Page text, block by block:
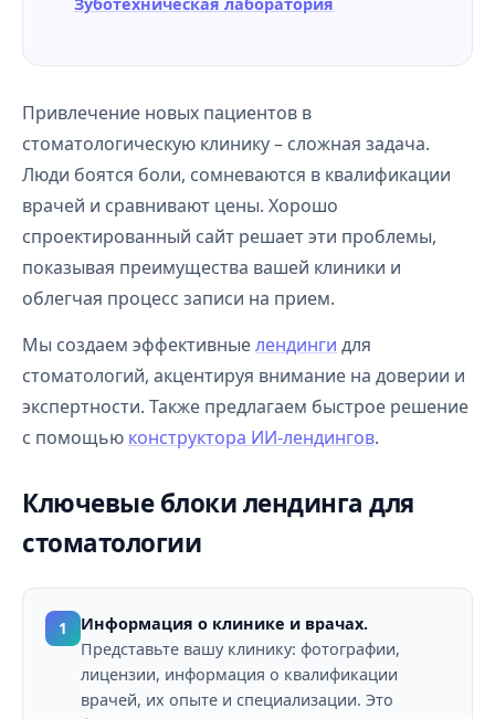
Привлечение новых пациентов в
стоматологическую клинику – сложная задача.
Люди боятся боли, сомневаются в квалификации
врачей и сравнивают цены. Хорошо
спроектированный сайт решает эти проблемы,
показывая преимущества вашей клиники и
облегчая процесс записи на прием.
Мы создаем эффективныелендинги для
стоматологий, акцентируя внимание на доверии и
экспертности. Также предлагаем быстрое решение
с помощью конструктора ИИ-лендингов.
Ключевые блоки лендинга для
стоматологии
1
Информация о клинике и врачах.
Представьте вашу клинику: фотографии,
лицензии, информация о квалификации
врачей, их опыте и специализации. Это